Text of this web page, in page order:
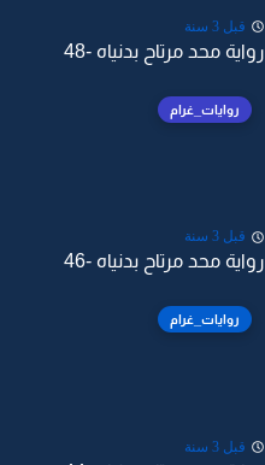
قبل 3 سنة
رواية محد مرتاح بدنياه -48
روايات_غرام
قبل 3 سنة
رواية محد مرتاح بدنياه -46
روايات_غرام
قبل 3 سنة